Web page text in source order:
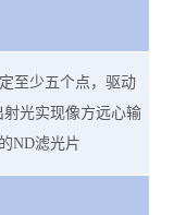
至少五个点，驱动
射光实现像方远心输
ND滤光片